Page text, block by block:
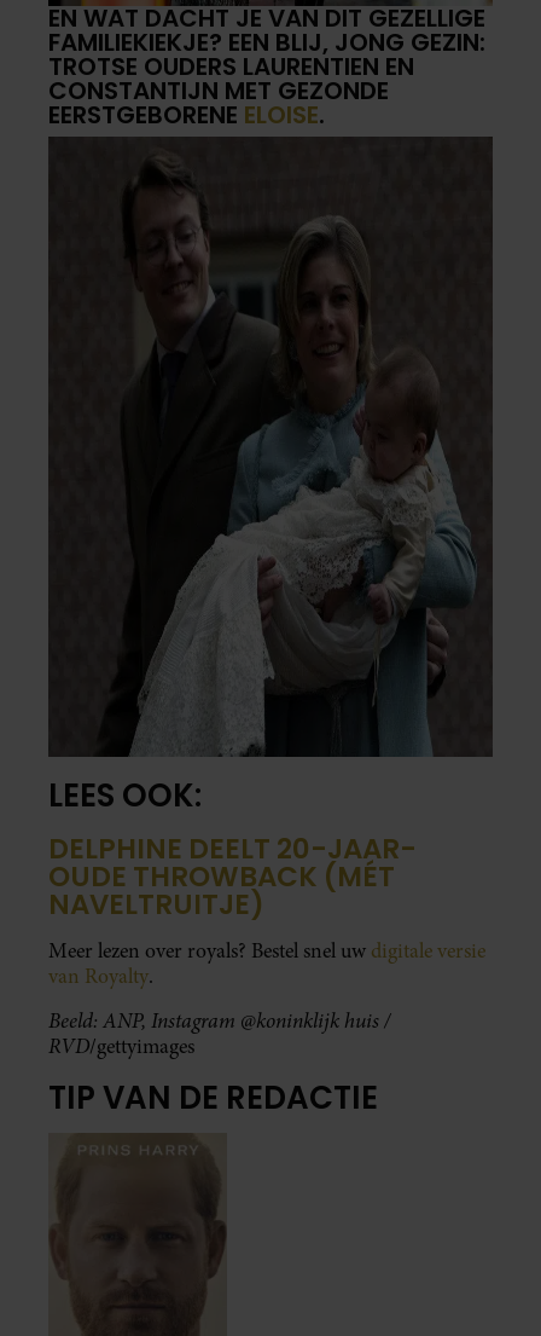
EN WAT DACHT JE VAN DIT GEZELLIGE
FAMILIEKIEKJE? EEN BLIJ, JONG GEZIN:
TROTSE OUDERS LAURENTIEN EN
CONSTANTIJN MET GEZONDE
EERSTGEBORENE ELOISE.
LEES OOK:
DELPHINE DEELT 20-JAAR-
OUDE THROWBACK (MÉT
NAVELTRUITJE)
Meer lezen over royals? Bestel snel uw digitale versie
van Royalty.
Beeld: ANP, Instagram @koninklijk huis /
RVD/gettyimages
TIP VAN DE REDACTIE